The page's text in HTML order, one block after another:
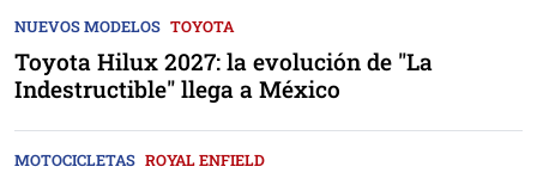
NUEVOS MODELOS TOYOTA
Toyota Hilux 2027: la evolución de "La
Indestructible" llega a México
MOTOCICLETAS ROYAL ENFIELD